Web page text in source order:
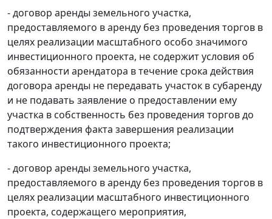
- договор аренды земельного участка,
предоставляемого в аренду без проведения торгов в
целях реализации масштабного особо значимого
инвестиционного проекта, не содержит условия об
обязанности арендатора в течение срока действия
договора аренды не передавать участок в субаренду
и не подавать заявление о предоставлении ему
участка в собственность без проведения торгов до
подтверждения факта завершения реализации
такого инвестиционного проекта;
- договор аренды земельного участка,
предоставляемого в аренду без проведения торгов в
целях реализации масштабного инвестиционного
проекта, содержащего мероприятия,